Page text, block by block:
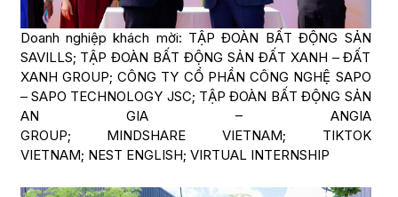
Doanh nghiệp khách mời: TẬP ĐOÀN BẤT ĐỘNG SẢN
SAVILLS; TẬP ĐOÀN BẤT ĐỘNG SẢN ĐẤT XANH – ĐẤT
XANH GROUP; CÔNG TY CỔ PHẦN CÔNG NGHỆ SAPO
– SAPO TECHNOLOGY JSC; TẬP ĐOÀN BẤT ĐỘNG SẢN
AN GIA – ANGIA
GROUP; MINDSHARE VIETNAM; TIKTOK
VIETNAM; NEST ENGLISH; VIRTUAL INTERNSHIP